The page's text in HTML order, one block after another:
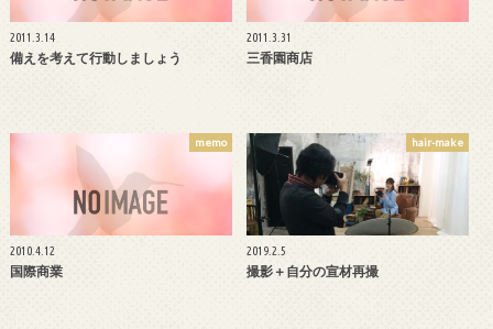
2011.3.14
備えを考えて行動しましょう
2011.3.31
三香園商店
memo
2010.4.12
国際商業
hair-make
2019.2.5
撮影＋自分の宣材再撮